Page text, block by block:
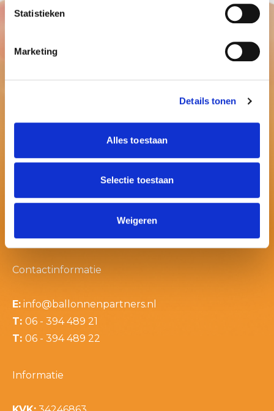
Statistieken
Marketing
Details tonen
Alles toestaan
Selectie toestaan
Weigeren
Contactinformatie
E: info@ballonnenpartners.nl
T: 06 - 394 489 21
T: 06 - 394 489 22
Informatie